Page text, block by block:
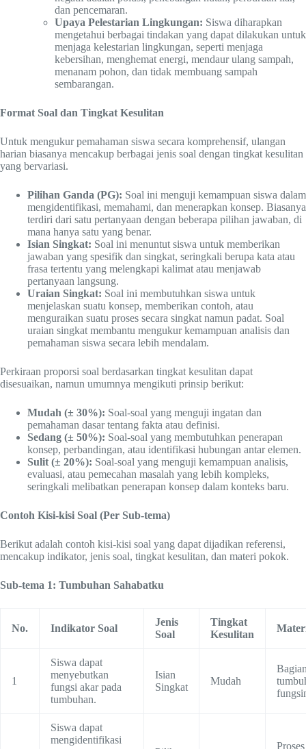
dan pencemaran.
Upaya Pelestarian Lingkungan: Siswa diharapkan
mengetahui berbagai tindakan yang dapat dilakukan untuk
menjaga kelestarian lingkungan, seperti menjaga
kebersihan, menghemat energi, mendaur ulang sampah,
menanam pohon, dan tidak membuang sampah
sembarangan.
Format Soal dan Tingkat Kesulitan
Untuk mengukur pemahaman siswa secara komprehensif, ulangan
harian biasanya mencakup berbagai jenis soal dengan tingkat kesulitan
yang bervariasi.
Pilihan Ganda (PG): Soal ini menguji kemampuan siswa dalam
mengidentifikasi, memahami, dan menerapkan konsep. Biasanya
terdiri dari satu pertanyaan dengan beberapa pilihan jawaban, di
mana hanya satu yang benar.
Isian Singkat: Soal ini menuntut siswa untuk memberikan
jawaban yang spesifik dan singkat, seringkali berupa kata atau
frasa tertentu yang melengkapi kalimat atau menjawab
pertanyaan langsung.
Uraian Singkat: Soal ini membutuhkan siswa untuk
menjelaskan suatu konsep, memberikan contoh, atau
menguraikan suatu proses secara singkat namun padat. Soal
uraian singkat membantu mengukur kemampuan analisis dan
pemahaman siswa secara lebih mendalam.
Perkiraan proporsi soal berdasarkan tingkat kesulitan dapat
disesuaikan, namun umumnya mengikuti prinsip berikut:
Mudah (± 30%): Soal-soal yang menguji ingatan dan
pemahaman dasar tentang fakta atau definisi.
Sedang (± 50%): Soal-soal yang membutuhkan penerapan
konsep, perbandingan, atau identifikasi hubungan antar elemen.
Sulit (± 20%): Soal-soal yang menguji kemampuan analisis,
evaluasi, atau pemecahan masalah yang lebih kompleks,
seringkali melibatkan penerapan konsep dalam konteks baru.
Contoh Kisi-kisi Soal (Per Sub-tema)
Berikut adalah contoh kisi-kisi soal yang dapat dijadikan referensi,
mencakup indikator, jenis soal, tingkat kesulitan, dan materi pokok.
Sub-tema 1: Tumbuhan Sahabatku
No. Indikator Soal
Jenis
Soal
Tingkat
Kesulitan
1
Siswa dapat
menyebutkan
fungsi akar pada
tumbuhan.
Isian
Singkat
Mudah
Siswa dapat
mengidentifikasi
Proses